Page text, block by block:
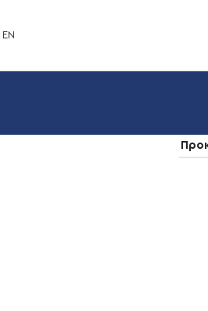
EΝ